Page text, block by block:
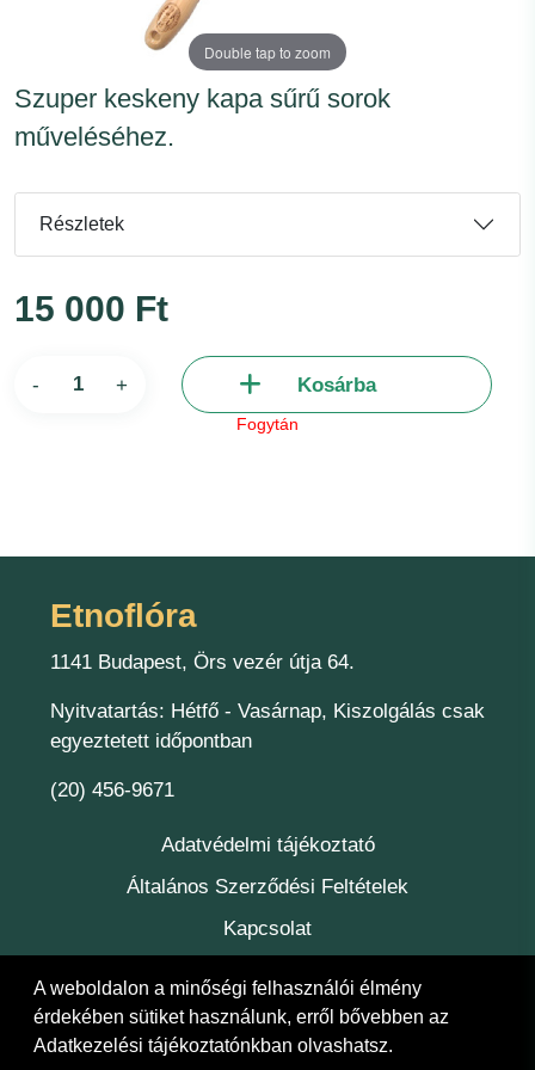
Double tap to zoom
Szuper keskeny kapa sűrű sorok
műveléséhez.
Részletek
15 000 Ft
- + Kosárba
Fogytán
Etnoflóra
1141 Budapest, Örs vezér útja 64.
Nyitvatartás: Hétfő - Vasárnap, Kiszolgálás csak
egyeztetett időpontban
(20) 456-9671
Adatvédelmi tájékoztató
Általános Szerződési Feltételek
Kapcsolat
A weboldalon a minőségi felhasználói élmény
érdekében sütiket használunk, erről bővebben az
Adatkezelési tájékoztatónkban olvashatsz.